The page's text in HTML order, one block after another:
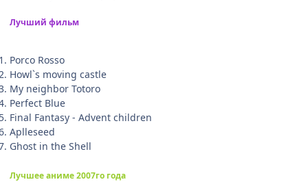
Лучший фильм
Porco Rosso
Howl`s moving castle
My neighbor Totoro
Perfect Blue
Final Fantasy - Advent children
Aplleseed
Ghost in the Shell
Лучшее аниме 2007го года